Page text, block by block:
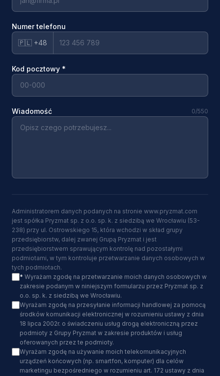
Numer telefonu
🇵🇱 +48
Kod pocztowy *
Wiadomość 0/550
Administratorem danych podanych na stronie www.pryzmat.com
jest spółka Pryzmat sp. z o.o. sp. k. z siedzibą we Wrocławiu (53-
238) przy ul. Ostrowskiego 15, która wchodzi w skład grupy
przedsiębiorstw, dalej zwanej Grupą Pryzmat i jest
przedsiębiorstwem sprawującym kontrolę nad pozostałymi
podmiotami, w tym kontroluje przetwarzanie danych osobowych w
tych podmiotach.
* Wyrażam zgodę na przetwarzanie moich danych osobowych w
zakresie podanym w niniejszym formularzu przez Pryzmat sp. z
o.o. sp. k. z siedzibą we Wrocławiu.
Wyrażam zgodę na przesyłanie informacji handlowej za pomocą
środków komunikacji elektronicznej w rozumieniu ustawy z dnia
18 lipca 2002r. o świadczeniu usług drogą elektroniczną przez
podmioty z Grupy Pryzmat w zakresie produktów i usług
oferowanych przez te podmioty.
Wyrażam zgodę na używanie moich telekomunikacyjnych
urządzeń końcowych (np. smartfon, komputer) dla celów
marketingu bezpośredniego w rozumieniu art. 172 ustawy z dnia